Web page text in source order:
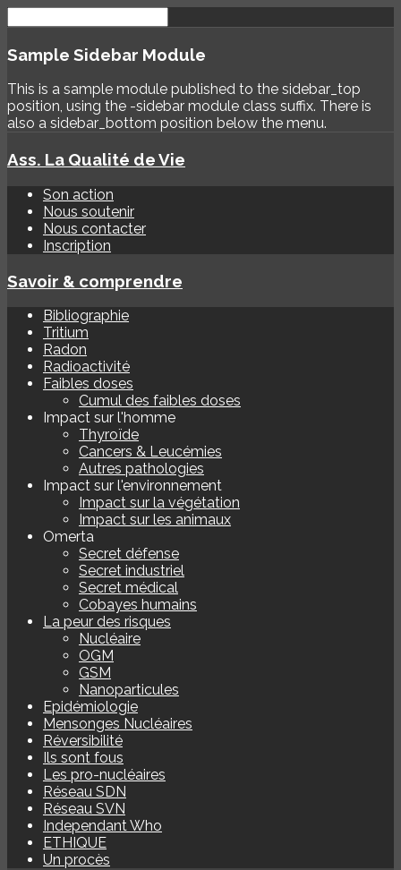
Sample Sidebar Module
This is a sample module published to the sidebar_top
position, using the -sidebar module class suffix. There is
also a sidebar_bottom position below the menu.
Ass. La Qualité de Vie
Son action
Nous soutenir
Nous contacter
Inscription
Savoir & comprendre
Bibliographie
Tritium
Radon
Radioactivité
Faibles doses
Cumul des faibles doses
Impact sur l'homme
Thyroïde
Cancers & Leucémies
Autres pathologies
Impact sur l'environnement
Impact sur la végétation
Impact sur les animaux
Omerta
Secret défense
Secret industriel
Secret médical
Cobayes humains
La peur des risques
Nucléaire
OGM
GSM
Nanoparticules
Epidémiologie
Mensonges Nucléaires
Réversibilité
Ils sont fous
Les pro-nucléaires
Réseau SDN
Réseau SVN
Independant Who
ETHIQUE
Un procès